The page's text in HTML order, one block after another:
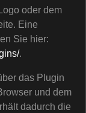
oder dem
Eine
Sie hier:
.
das Plugin
und dem
dadurch die